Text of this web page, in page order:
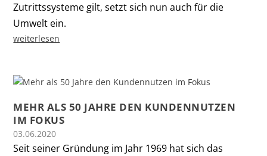
Zutrittssysteme gilt, setzt sich nun auch für die
Umwelt ein.
weiterlesen
MEHR ALS 50 JAHRE DEN KUNDENNUTZEN
IM FOKUS
03.06.2020
Seit seiner Gründung im Jahr 1969 hat sich das